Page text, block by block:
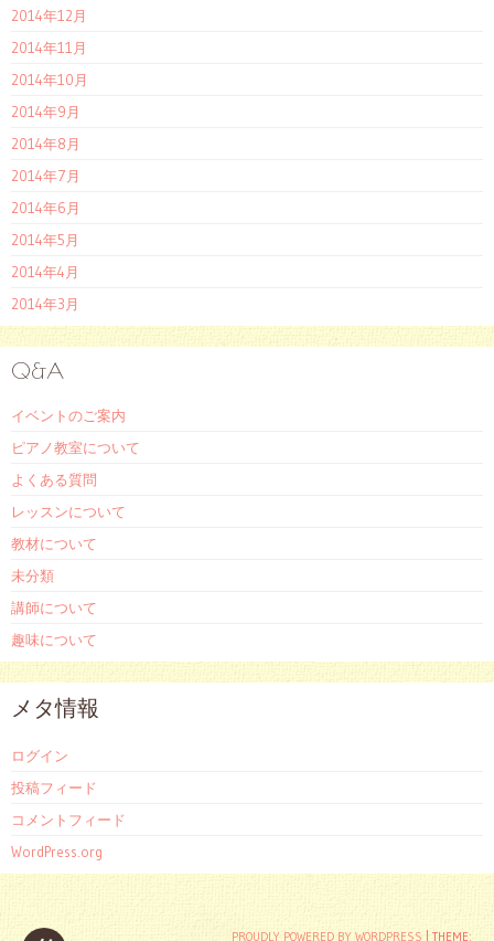
2014年12月
2014年11月
2014年10月
2014年9月
2014年8月
2014年7月
2014年6月
2014年5月
2014年4月
2014年3月
Q&A
イベントのご案内
ピアノ教室について
よくある質問
レッスンについて
教材について
未分類
講師について
趣味について
メタ情報
ログイン
投稿フィード
コメントフィード
WordPress.org
PROUDLY POWERED BY WORDPRESS THEME: